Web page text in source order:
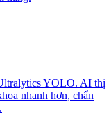
YOLO. AI thị
nhanh hơn, chẩn